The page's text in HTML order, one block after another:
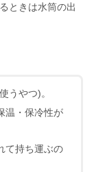
ときは水筒の出
うやつ)。
温・保冷性が
て持ち運ぶの